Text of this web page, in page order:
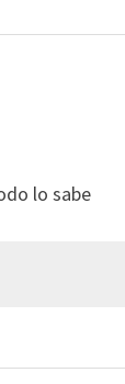
lo sabe